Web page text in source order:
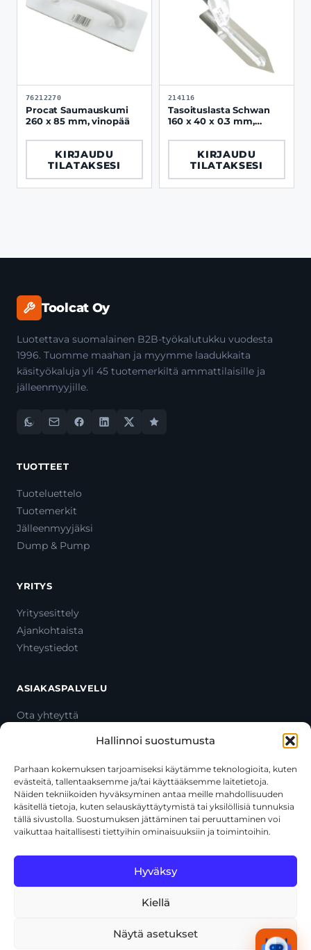
Hallinnoi suostumusta
Parhaan kokemuksen tarjoamiseksi käytämme teknologioita, kuten
evästeitä, tallentaaksemme ja/tai käyttääksemme laitetietoja.
Näiden tekniikoiden hyväksyminen antaa meille mahdollisuuden
käsitellä tietoja, kuten selauskäyttäytymistä tai yksilöllisiä tunnuksia
tällä sivustolla. Suostumuksen jättäminen tai peruuttaminen voi
vaikuttaa haitallisesti tiettyihin ominaisuuksiin ja toimintoihin.
Hyväksy
Kiellä
Näytä asetukset
76212270
Procat Saumauskumi
260 x 85 mm, vinopää
KIRJAUDU
TILATAKSESI
214116
Tasoituslasta Schwan
160 x 40 x 0.3 mm,
KIRJAUDU
TILATAKSESI
Toolcat Oy
Luotettava suomalainen B2B-työkalutukku vuodesta
1996. Tuomme maahan ja myymme laadukkaita
käsityökaluja yli 45 tuotemerkiltä ammattilaisille ja
jälleenmyyjille.
TUOTTEET
Tuoteluettelo
Tuotemerkit
Jälleenmyyjäksi
Dump & Pump
YRITYS
Yritysesittely
Ajankohtaista
Yhteystiedot
ASIAKASPALVELU
Ota yhteyttä
Toimitustavat
Usein kysytyt kysymykset
+358 44 270 3795
asiakaspalvelu@toolcat.fi
käyttöehtoja.
Käyttöehdot Tekoälyn käyttö